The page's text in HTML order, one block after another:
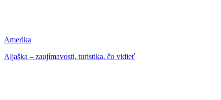
Amerika
Aljaška – zaujímavosti, turistika, čo vidieť